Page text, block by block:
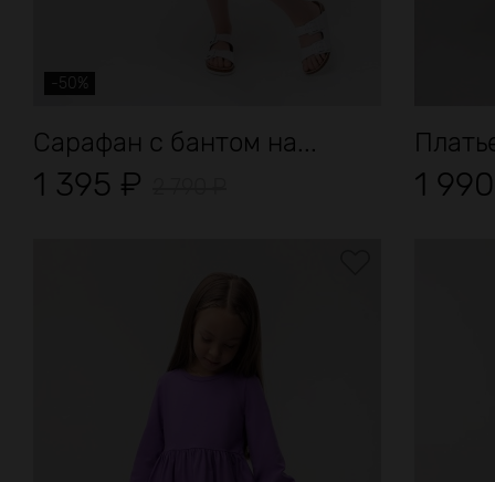
-50%
Сарафан с бантом на...
1 395 ₽ 1